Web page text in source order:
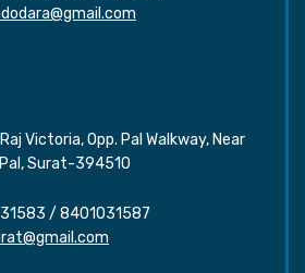
Victoria, Opp. Pal Walkway, Near
Surat-394510
/ 8401031587